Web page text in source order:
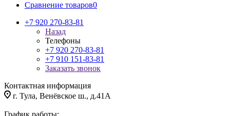
Сравнение товаров0
+7 920 270-83-81
Назад
Телефоны
+7 920 270-83-81
+7 910 151-83-81
Заказать звонок
Контактная информация
г. Тула, Венёвское ш., д.41А
График работы: